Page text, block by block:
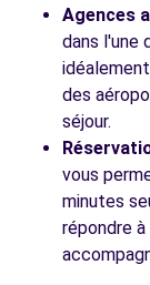
Agences
dans l'une
des
séjour.
vous
minutes
répondre